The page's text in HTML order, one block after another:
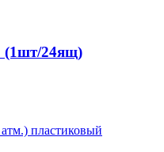
(1шт/24ящ)